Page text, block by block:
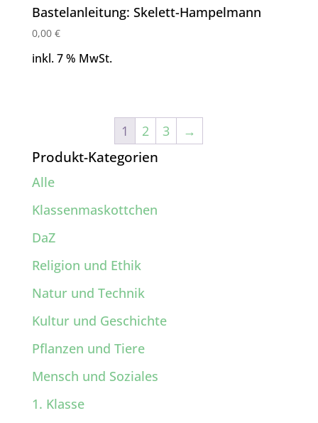
Bastelanleitung: Skelett-Hampelmann
0,00 €
inkl. 7 % MwSt.
1 2 3 →
Produkt-Kategorien
Alle
Klassenmaskottchen
DaZ
Religion und Ethik
Natur und Technik
Kultur und Geschichte
Pflanzen und Tiere
Mensch und Soziales
1. Klasse